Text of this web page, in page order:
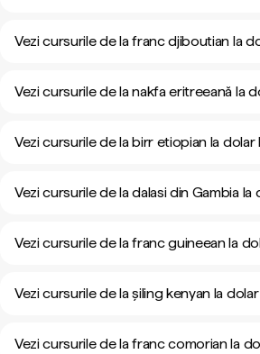
Vezi cursurile de la franc djiboutian la
Vezi cursurile de la nakfa eritreeană la
Vezi cursurile de la birr etiopian la dolar
Vezi cursurile de la dalasi din Gambia la
Vezi cursurile de la franc guineean la
Vezi cursurile de la șiling kenyan la
Vezi cursurile de la franc comorian la